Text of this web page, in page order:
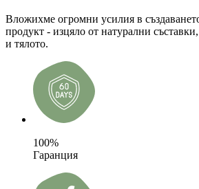
Вложихме огромни усилия в
продукт - изцяло от натурални
и тялото.
100%
Гаранция